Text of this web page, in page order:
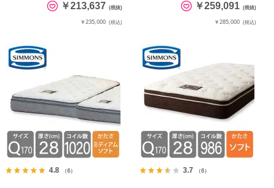
￥213,637 (税抜)
￥235,000 (税込)
￥259,091 (税抜)
￥285,000 (税込)
4.8 （6） 3.7 （6）